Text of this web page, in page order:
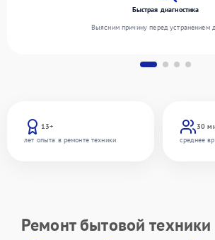
13+
лет опыта в ремонте техники
30
среднее
Быстрая диагностика
Выясним причину перед устранением
Ремонт бытовой техники